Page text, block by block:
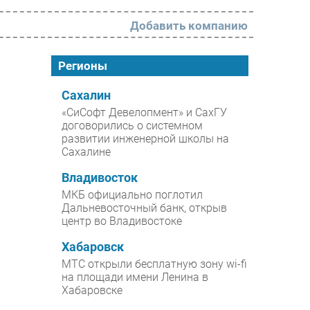
РАЗДЕЛЫ
Новости
Аналитика
Интервью
Проекты
IT класс
Каталог компаний
Добавить компанию
Регионы
Сахалин
«СиСофт Девелопмент» и СахГУ
договорились о системном
развитии инженерной школы на
Сахалине
Владивосток
МКБ официально поглотил
Дальневосточный банк, открыв
центр во Владивостоке
Хабаровск
МТС открыли бесплатную зону wi-fi
на площади имени Ленина в
Хабаровске